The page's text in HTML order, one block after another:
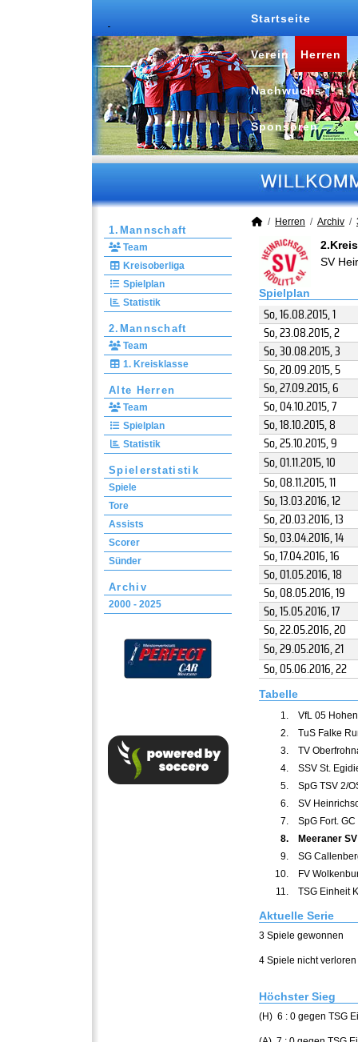
Startseite
Verein Herren
Nachwuchs
Sponsoren
1.Mannschaft
Team
Kreisoberliga
Spielplan
Statistik
2.Mannschaft
Team
1. Kreisklasse
Alte Herren
Team
Spielplan
Statistik
Spielerstatistik
Spiele
Tore
Assists
Scorer
Sünder
Archiv
2000 - 2025
Herren Archiv
SV
Spielplan
So, 16.08.2015, 1
So, 23.08.2015, 2
So, 30.08.2015, 3
So, 20.09.2015, 5
So, 27.09.2015, 6
So, 04.10.2015, 7
So, 18.10.2015, 8
So, 25.10.2015, 9
So, 01.11.2015, 10
So, 08.11.2015, 11
So, 13.03.2016, 12
So, 20.03.2016, 13
So, 03.04.2016, 14
So, 17.04.2016, 16
So, 01.05.2016, 18
So, 08.05.2016, 19
So, 15.05.2016, 17
So, 22.05.2016, 20
So, 29.05.2016, 21
So, 05.06.2016, 22
Tabelle
1.
VfL 05
2.
TuS Falke
3.
TV
4.
SSV St.
5.
SpG TSV 2/
6.
SV
7.
SpG Fort.
8.
Meeraner SV
9.
SG
10.
FV
11.
TSG Einheit
Aktuelle Serie
3 Spiele gewonnen
4 Spiele nicht verloren
Höchster Sieg
(H) 6 : 0 gegen TSG